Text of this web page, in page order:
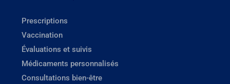
Prescriptions
Vaccination
Évaluations et suivis
Médicaments personnalisés
Consultations bien-être